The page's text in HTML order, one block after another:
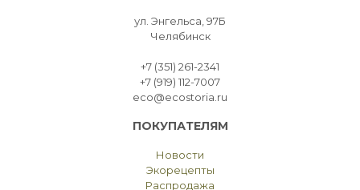
ул. Энгельса, 97Б
Челябинск
+7 (351) 261-2341
+7 (919) 112-7007
eco@ecostoria.ru
ПОКУПАТЕЛЯМ
Новости
Экорецепты
Распродажа